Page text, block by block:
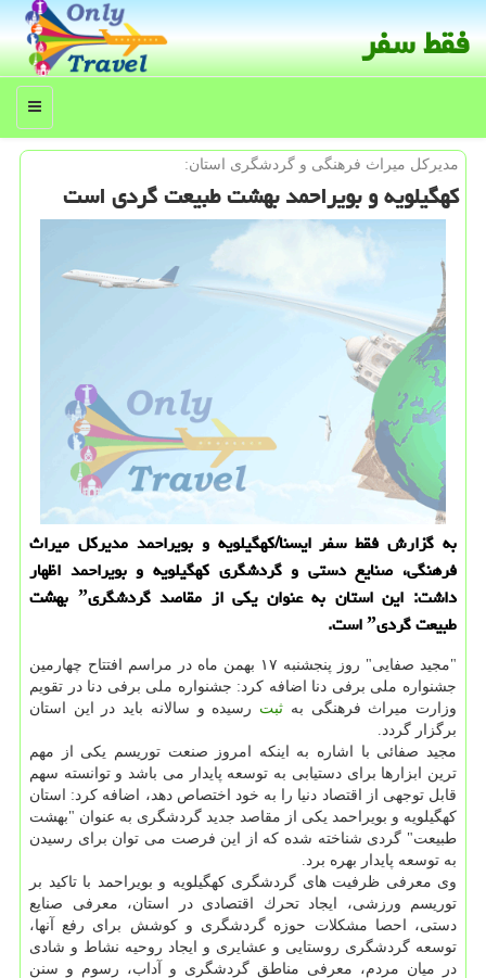
فقط سفر
منو
مدیركل میراث فرهنگی و گردشگری استان:
كهگیلویه و بویراحمد بهشت طبیعت گردی است
به گزارش فقط سفر ایسنا/كهگیلویه و بویراحمد مدیركل میراث
فرهنگی، صنایع دستی و گردشگری كهگیلویه و بویراحمد اظهار
داشت: این استان به عنوان یكی از مقاصد گردشگریˮ بهشت
طبیعت گردیˮ است.
"مجید صفایی" روز پنجشنبه ۱۷ بهمن ماه در مراسم افتتاح چهارمین
جشنواره ملی برفی دنا اضافه كرد: جشنواره ملی برفی دنا در تقویم
وزارت میراث فرهنگی به ثبت رسیده و سالانه باید در این استان
برگزار گردد.
مجید صفائی با اشاره به اینكه امروز صنعت توریسم یكی از مهم
ترین ابزارها برای دستیابی به توسعه پایدار می باشد و توانسته سهم
قابل توجهی از اقتصاد دنیا را به خود اختصاص دهد، اضافه كرد: استان
كهگیلویه و بویراحمد یكی از مقاصد جدید گردشگری به عنوان "بهشت
طبیعت" گردی شناخته شده كه از این فرصت می توان برای رسیدن
به توسعه پایدار بهره برد.
وی معرفی ظرفیت های گردشگری كهگیلویه و بویراحمد با تاكید بر
توریسم ورزشی، ایجاد تحرك اقتصادی در استان، معرفی صنایع
دستی، احصا مشكلات حوزه گردشگری و كوشش برای رفع آنها،
توسعه گردشگری روستایی و عشایری و ایجاد روحیه نشاط و شادی
در میان مردم، معرفی مناطق گردشگری و آداب، رسوم و سنن